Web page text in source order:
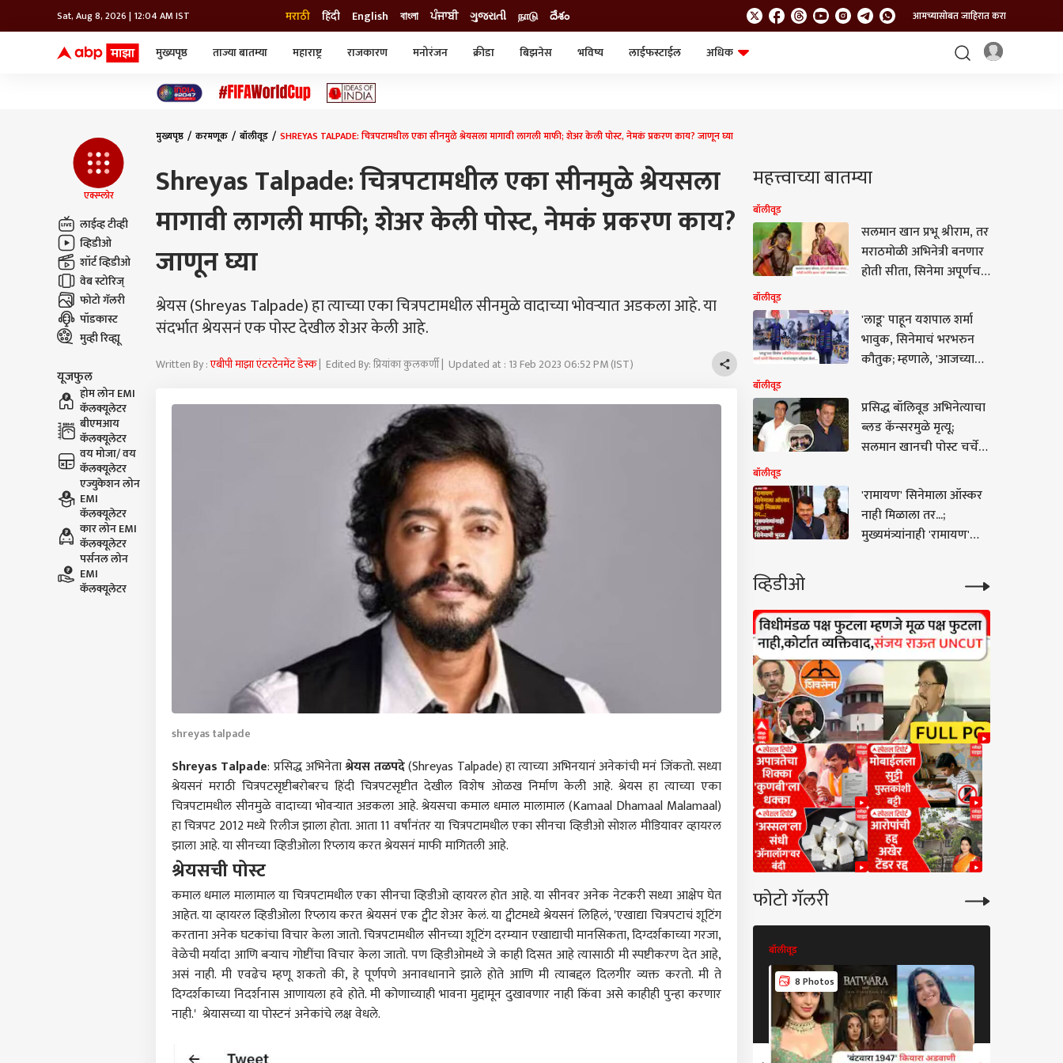
Sat, Aug 8, 2026 | 12:04 AM IST मराठी हिंदी English বাংলা ਪੰਜਾਬੀ ગુજરાતી நாடு దేశం आमच्यासोबत जाहिरात करा
मुख्यपृष्ठ ताज्या बातम्या महाराष्ट्र राजकारण मनोरंजन क्रीडा बिझनेस भविष्य लाईफस्टाईल
अधिक
कोल्हापूर
नवी मुंबई
अमरावती
अकोला
एक्स्प्लोर
लाईव्ह टीव्ही
व्हिडीओ
शॉर्ट व्हिडीओ
वेब स्टोरिज्
फोटो गॅलरी
पॉडकास्ट
मुव्ही रिव्ह्यू
यूजफुल
होम लोन EMI
कॅलक्यूलेटर
बीएमआय
कॅलक्यूलेटर
वय मोजा/ वय
कॅलक्यूलेटर
एज्युकेशन लोन
EMI
कॅलक्यूलेटर
कार लोन EMI
कॅलक्यूलेटर
पर्सनल लोन
EMI
कॅलक्यूलेटर
मुख्यपृष्ठ करमणूक बॉलीवूड SHREYAS TALPADE: चित्रपटामधील एका सीनमुळे श्रेयसला मागावी लागली माफी; शेअर केली पोस्ट, नेमकं प्रकरण काय? जाणून घ्या
Shreyas Talpade: चित्रपटामधील एका सीनमुळे श्रेयसला
मागावी लागली माफी; शेअर केली पोस्ट, नेमकं प्रकरण काय?
जाणून घ्या
श्रेयस (Shreyas Talpade) हा त्याच्या एका चित्रपटामधील सीनमुळे वादाच्या भोवऱ्यात अडकला आहे. या
संदर्भात श्रेयसनं एक पोस्ट देखील शेअर केली आहे.
Written By :एबीपी माझा एंटरटेनमेंट डेस्क| Edited By: प्रियांका कुलकर्णी | Updated at : 13 Feb 2023 06:52 PM (IST)
shreyas talpade
Shreyas Talpade: प्रसिद्ध अभिनेताश्रेयस तळपदे(Shreyas Talpade) हा त्याच्या अभिनयानं अनेकांची मनं जिंकतो. सध्या
श्रेयसनं मराठी चित्रपटसृष्टीबरोबरच हिंदी चित्रपटसृष्टीत देखील विशेष ओळख निर्माण केली आहे. श्रेयस हा त्याच्या एका
चित्रपटामधील सीनमुळे वादाच्या भोवऱ्यात अडकला आहे. श्रेयसचा कमाल धमाल मालामाल (Kamaal Dhamaal Malamaal)
हा चित्रपट 2012 मध्ये रिलीज झाला होता. आता 11 वर्षांनंतर या चित्रपटामधील एका सीनचा व्हिडीओ सोशल मीडियावर व्हायरल
झाला आहे. या सीनच्या व्हिडीओला रिप्लाय करत श्रेयसनं माफी मागितली आहे.
श्रेयसची पोस्ट
कमाल धमाल मालामाल या चित्रपटामधील एका सीनचा व्हिडीओ व्हायरल होत आहे. या सीनवर अनेक नेटकरी सध्या आक्षेप घेत
आहेत. या व्हायरल व्हिडीओला रिप्लाय करत श्रेयसनं एक ट्वीट शेअर केलं. या ट्वीटमध्ये श्रेयसनं लिहिलं, 'एखाद्या चित्रपटाचं शूटिंग
करताना अनेक घटकांचा विचार केला जातो. चित्रपटामधील सीनच्या शूटिंग दरम्यान एखाद्याची मानसिकता, दिग्दर्शकाच्या गरजा,
वेळेची मर्यादा आणि बऱ्याच गोष्टींचा विचार केला जातो. पण व्हिडीओमध्ये जे काही दिसत आहे त्यासाठी मी स्पष्टीकरण देत आहे,
असं नाही. मी एवढेच म्हणू शकतो की, हे पूर्णपणे अनावधानाने झाले होते आणि मी त्याबद्दल दिलगीर व्यक्त करतो. मी ते
दिग्दर्शकाच्या निदर्शनास आणायला हवे होते. मी कोणाच्याही भावना मुद्दामून दुखावणार नाही किंवा असे काहीही पुन्हा करणार
नाही.' श्रेयासच्या या पोस्टनं अनेकांचे लक्ष वेधले.
महत्त्वाच्या बातम्या
बॉलीवूड
सलमान खान प्रभू श्रीराम, तर
मराठमोळी अभिनेत्री बनणार
होती सीता, सिनेमा अपूर्णच
बॉलीवूड
'लाडू' पाहून यशपाल शर्मा
भावुक, सिनेमाचं भरभरुन
कौतुक; म्हणाले, 'आजच्या
बनवणं...'
बॉलीवूड
प्रसिद्ध बॉलिवूड अभिनेत्याचा
ब्लड कॅन्सरमुळे मृत्यू;
सलमान खानची पोस्ट चर्चेत,
बॉलीवूड
'रामायण' सिनेमाला ऑस्कर
नाही मिळाला तर...;
मुख्यमंत्र्यांनाही 'रामायण'
व्हिडीओ
फोटो गॅलरी
बॉलीवूड
8 Photos
पर्सनल कॉर्नर